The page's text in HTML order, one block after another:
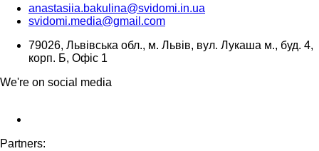
anastasiia.bakulina@svidomi.in.ua
svidomi.media@gmail.com
79026, Львівська обл., м. Львів, вул. Лукаша м., буд. 4,
корп. Б, Офіс 1
We're on social media
Partners: